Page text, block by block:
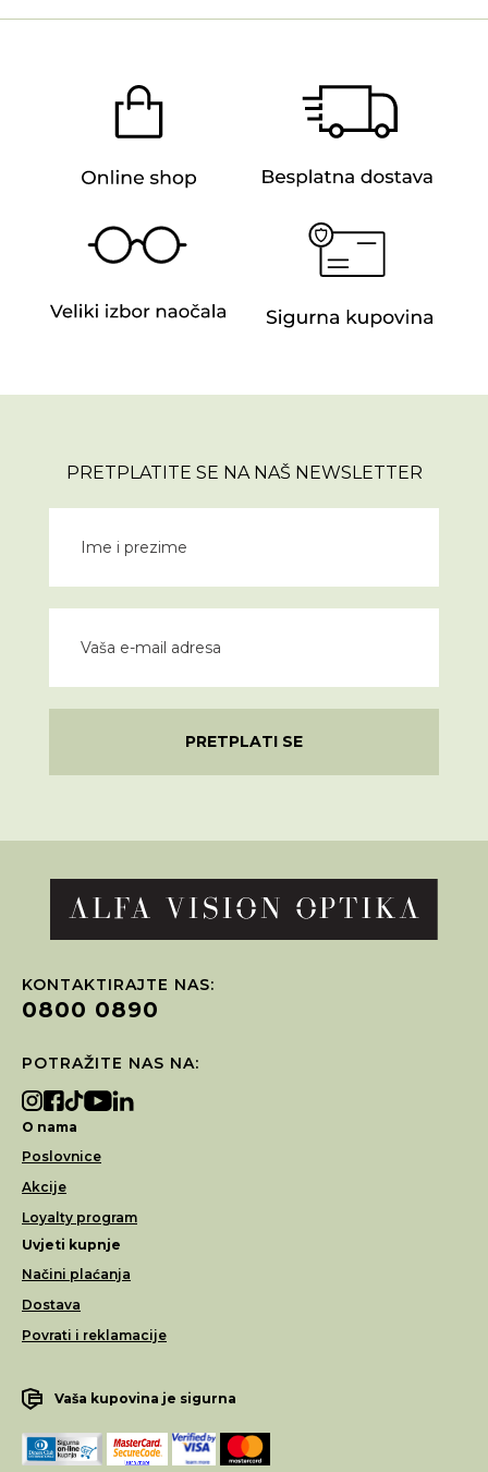
PRETPLATITE SE NA NAŠ NEWSLETTER
PRETPLATI SE
KONTAKTIRAJTE NAS:
0800 0890
POTRAŽITE NAS NA:
O nama
Poslovnice
Akcije
Loyalty program
Uvjeti kupnje
Načini plaćanja
Dostava
Povrati i reklamacije
Vaša kupovina je sigurna